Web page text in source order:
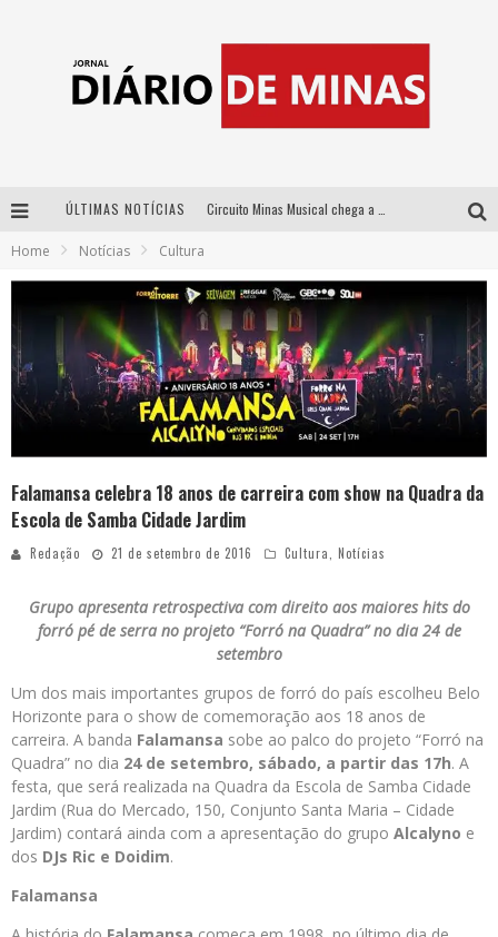
ÚLTIMAS NOTÍCIAS
Yan traz a turnê nacional do PagodYANdo para Belo Horizonte
Home Notícias Cultura
Falamansa celebra 18 anos de carreira com show na Quadra da
Escola de Samba Cidade Jardim
Redação 21 de setembro de 2016 Cultura Notícias
Grupo apresenta retrospectiva com direito aos maiores hits do
forró pé de serra no projeto “Forró na Quadra” no dia 24 de
setembro
Um dos mais importantes grupos de forró do país escolheu Belo
Horizonte para o show de comemoração aos 18 anos de
carreira. A banda Falamansa sobe ao palco do projeto “Forró na
Quadra” no dia 24 de setembro, sábado, a partir das 17h. A
festa, que será realizada na Quadra da Escola de Samba Cidade
Jardim (Rua do Mercado, 150, Conjunto Santa Maria – Cidade
Jardim) contará ainda com a apresentação do grupo Alcalyno e
dos DJs Ric e Doidim.
Falamansa